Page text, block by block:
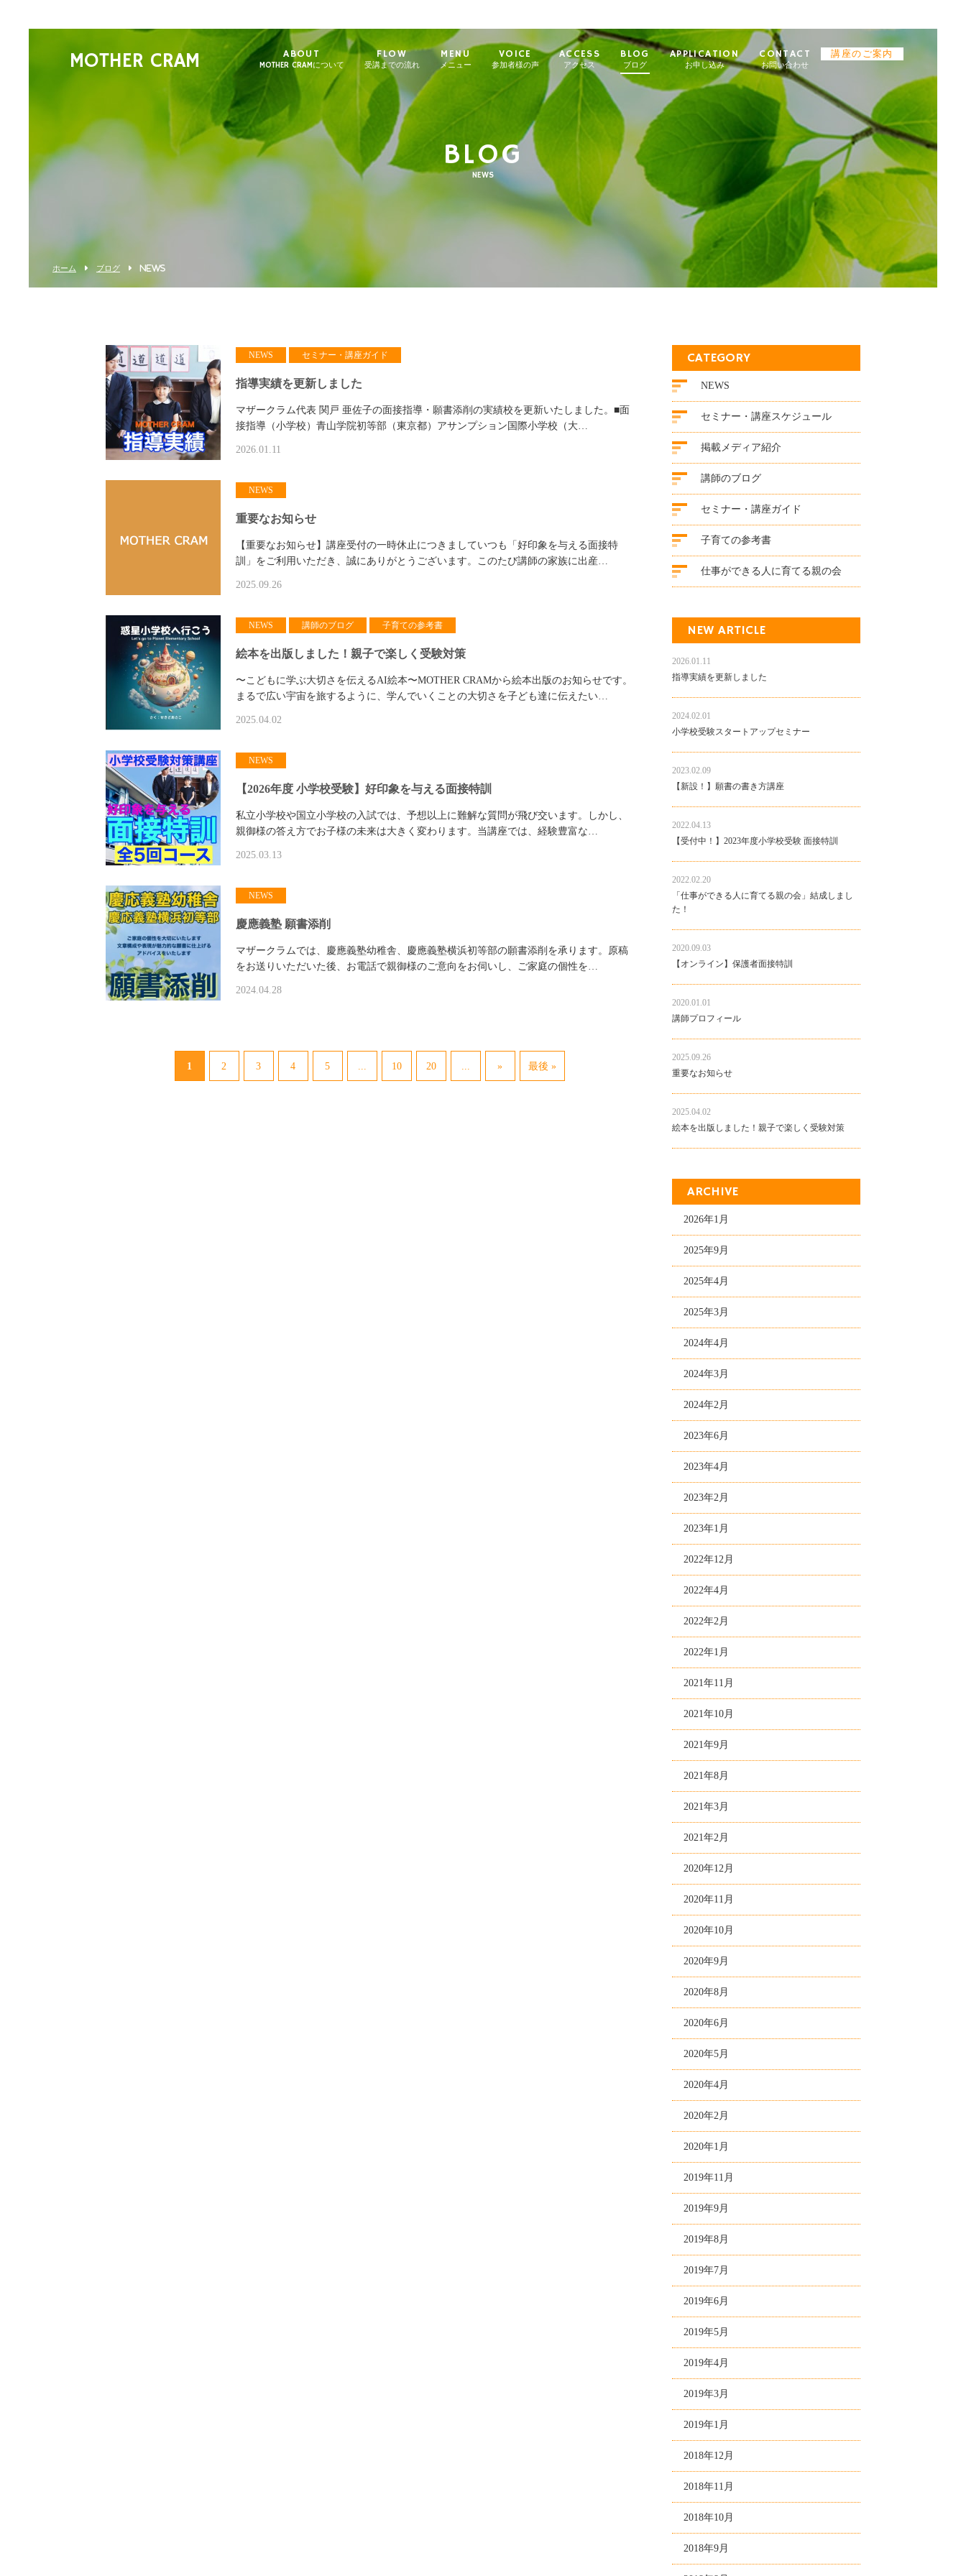
MOTHER CRAM ABOUT
MOTHER CRAMについて
FLOW
受講までの流れ
MENU
メニュー
VOICE
参加者様の声
ACCESS
アクセス
BLOG
ブログ
APPLICATION
お申し込み
CONTACT
お問い合わせ
講座のご案内
BLOG
NEWS
ホーム ブログ NEWS
NEWS セミナー・講座ガイド
指導実績を更新しました
マザークラム代表 関戸 亜佐子の面接指導・願書添削の実績校を更新いたしました。■面
接指導（小学校）青山学院初等部（東京都）アサンプション国際小学校（大…
2026.01.11
NEWS
重要なお知らせ
【重要なお知らせ】講座受付の一時休止につきましていつも「好印象を与える面接特
訓」をご利用いただき、誠にありがとうございます。このたび講師の家族に出産…
2025.09.26
NEWS 講師のブログ 子育ての参考書
絵本を出版しました！親子で楽しく受験対策
〜こどもに学ぶ大切さを伝えるAI絵本〜MOTHER CRAMから絵本出版のお知らせです。
まるで広い宇宙を旅するように、学んでいくことの大切さを子ども達に伝えたい…
2025.04.02
NEWS
【2026年度 小学校受験】好印象を与える面接特訓
私立小学校や国立小学校の入試では、予想以上に難解な質問が飛び交います。しかし、
親御様の答え方でお子様の未来は大きく変わります。当講座では、経験豊富な…
2025.03.13
NEWS
慶應義塾 願書添削
マザークラムでは、慶應義塾幼稚舎、慶應義塾横浜初等部の願書添削を承ります。原稿
をお送りいただいた後、お電話で親御様のご意向をお伺いし、ご家庭の個性を…
2024.04.28
1 2 3 4 5 ... 10 20 ... » 最後 »
CATEGORY
NEWS
セミナー・講座スケジュール
掲載メディア紹介
講師のブログ
セミナー・講座ガイド
子育ての参考書
仕事ができる人に育てる親の会
NEW ARTICLE
2026.01.11
指導実績を更新しました
2024.02.01
小学校受験スタートアップセミナー
2023.02.09
【新設！】願書の書き方講座
2022.04.13
【受付中！】2023年度小学校受験 面接特訓
2022.02.20
「仕事ができる人に育てる親の会」結成しまし
た！
2020.09.03
【オンライン】保護者面接特訓
2020.01.01
講師プロフィール
2025.09.26
重要なお知らせ
2025.04.02
絵本を出版しました！親子で楽しく受験対策
ARCHIVE
2026年1月
2025年9月
2025年4月
2025年3月
2024年4月
2024年3月
2024年2月
2023年6月
2023年4月
2023年2月
2023年1月
2022年12月
2022年4月
2022年2月
2022年1月
2021年11月
2021年10月
2021年9月
2021年8月
2021年3月
2021年2月
2020年12月
2020年11月
2020年10月
2020年9月
2020年8月
2020年6月
2020年5月
2020年4月
2020年2月
2020年1月
2019年11月
2019年9月
2019年8月
2019年7月
2019年6月
2019年5月
2019年4月
2019年3月
2019年1月
2018年12月
2018年11月
2018年10月
2018年9月